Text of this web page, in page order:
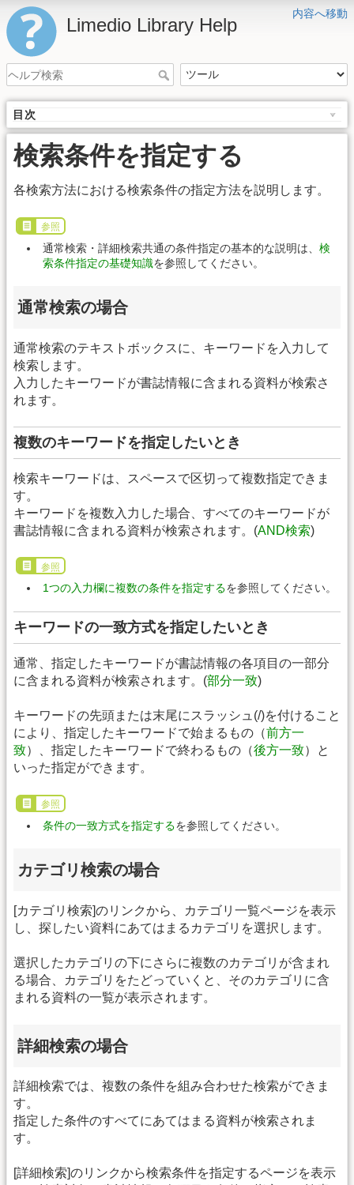
内容へ移動
Limedio Library Help
目次
検索条件を指定する
各検索方法における検索条件の指定方法を説明します。
参照
通常検索・詳細検索共通の条件指定の基本的な説明は、 検
索条件指定の基礎知識を参照してください。
通常検索の場合
通常検索のテキストボックスに、キーワードを入力して
検索します。
入力したキーワードが書誌情報に含まれる資料が検索さ
れます。
複数のキーワードを指定したいとき
検索キーワードは、スペースで区切って複数指定できま
す。
キーワードを複数入力した場合、すべてのキーワードが
書誌情報に含まれる資料が検索されます。(AND検索)
参照
1つの入力欄に複数の条件を指定するを参照してください。
キーワードの一致方式を指定したいとき
通常、指定したキーワードが書誌情報の各項目の一部分
に含まれる資料が検索されます。(部分一致)
キーワードの先頭または末尾にスラッシュ(/)を付けること
により、指定したキーワードで始まるもの（前方一
致）、指定したキーワードで終わるもの（後方一致）と
いった指定ができます。
参照
条件の一致方式を指定するを参照してください。
カテゴリ検索の場合
[カテゴリ検索]のリンクから、カテゴリ一覧ページを表示
し、探したい資料にあてはまるカテゴリを選択します。
選択したカテゴリの下にさらに複数のカテゴリが含まれ
る場合、カテゴリをたどっていくと、そのカテゴリに含
まれる資料の一覧が表示されます。
詳細検索の場合
詳細検索では、複数の条件を組み合わせた検索ができま
す。
指定した条件のすべてにあてはまる資料が検索されま
す。
[詳細検索]のリンクから検索条件を指定するページを表示